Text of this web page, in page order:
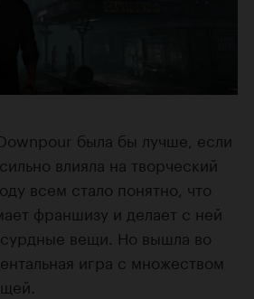
была бы лучше, если
влияла на творческий
всем стало понятно, что
франшизу и делает с ней
вещи. Но вышла во
игра с множеством